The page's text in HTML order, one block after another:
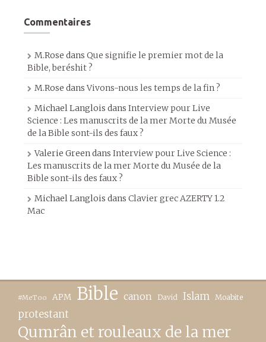
Commentaires
M.Rose dans Que signifie le premier mot de la
Bible, beréshit ?
M.Rose dansVivons-nous les temps de la fin ?
Michael Langlois dans Interview pour Live
Science : Les manuscrits de la mer Morte du Musée
de la Bible sont-ils des faux ?
Valerie Greendans Interview pour Live Science :
Les manuscrits de la mer Morte du Musée de la
Bible sont-ils des faux ?
Michael Langlois dans Clavier grec AZERTY 1.2
Mac
#MeToo APM Bible canon David Islam Moabite
protestant
Qumrân et rouleaux de la mer